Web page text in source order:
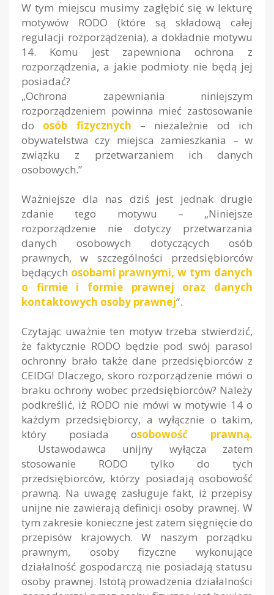
W tym miejscu musimy zagłębić się w lekturę
motywów RODO (które są składową całej
regulacji rozporządzenia), a dokładnie motywu
14. Komu jest zapewniona ochrona z
rozporządzenia, a jakie podmioty nie będą jej
posiadać?
„Ochrona zapewniania niniejszym
rozporządzeniem powinna mieć zastosowanie
do osób fizycznych – niezależnie od ich
obywatelstwa czy miejsca zamieszkania – w
związku z przetwarzaniem ich danych
osobowych.”
Ważniejsze dla nas dziś jest jednak drugie
zdanie tego motywu – „Niniejsze
rozporządzenie nie dotyczy przetwarzania
danych osobowych dotyczących osób
prawnych, w szczególności przedsiębiorców
będących osobami prawnymi, w tym danych
o firmie i formie prawnej oraz danych
kontaktowych osoby prawnej”.
Czytając uważnie ten motyw trzeba stwierdzić,
że faktycznie RODO będzie pod swój parasol
ochronny brało także dane przedsiębiorców z
CEIDG! Dlaczego, skoro rozporządzenie mówi o
braku ochrony wobec przedsiębiorców? Należy
podkreślić, iż RODO nie mówi w motywie 14 o
każdym przedsiębiorcy, a wyłącznie o takim,
który posiada osobowość prawną.
Ustawodawca unijny wyłącza zatem
stosowanie RODO tylko do tych
przedsiębiorców, którzy posiadają osobowość
prawną. Na uwagę zasługuje fakt, iż przepisy
unijne nie zawierają definicji osoby prawnej. W
tym zakresie konieczne jest zatem sięgnięcie do
przepisów krajowych. W naszym porządku
prawnym, osoby fizyczne wykonujące
działalność gospodarczą nie posiadają statusu
osoby prawnej. Istotą prowadzenia działalności